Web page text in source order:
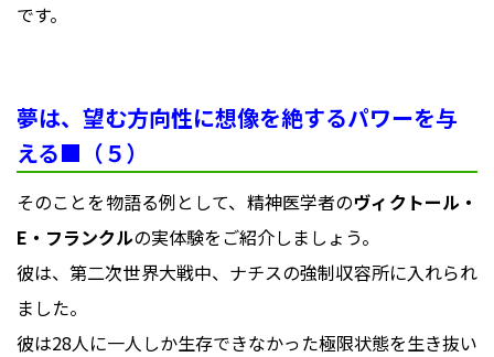
です。
夢は、望む方向性に想像を絶するパワーを与
える■（５）
そのことを物語る例として、精神医学者のヴィクトール・
E・フランクルの実体験をご紹介しましょう。
彼は、第二次世界大戦中、ナチスの強制収容所に入れられ
ました。
彼は28人に一人しか生存できなかった極限状態を生き抜い